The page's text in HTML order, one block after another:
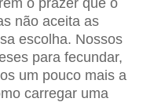
não aceita as
escolha. Nossos
para fecundar,
um pouco mais a
carregar uma